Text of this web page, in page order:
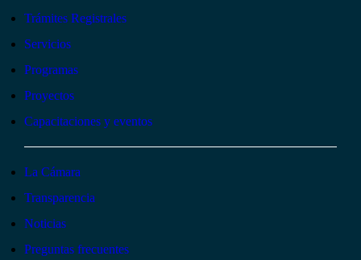
Trámites Registrales
Servicios
Programas
Proyectos
Capacitaciones y eventos
La Cámara
Transparencia
Noticias
Preguntas frecuentes